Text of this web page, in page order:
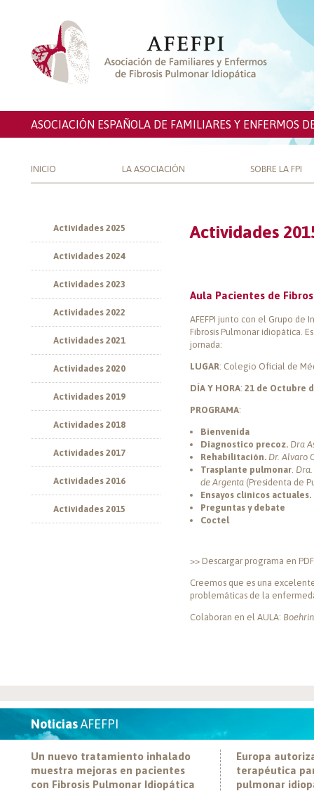
ASOCIACIÓN ESPAÑOLA DE FAMILIARES Y ENFERMOS
INICIO LA ASOCIACIÓN SOBRE LA FPI
Actividades 2025
Actividades 2024
Actividades 2023
Actividades 2022
Actividades 2021
Actividades 2020
Actividades 2019
Actividades 2018
Actividades 2017
Actividades 2016
Actividades 2015
Actividades
Aula Pacientes de
AFEFPI junto con el Grupo de
Fibrosis Pulmonar idiopática.
jornada:
LUGAR: Colegio Oficial de
DÍA Y HORA: 21 de Octubre
PROGRAMA:
Bienvenida
Diagnostico precoz. Dra
Rehabilitación. Dr. Alvaro
Trasplante pulmonar
de Argenta
Ensayos clínicos actuales.
Preguntas y debate
Coctel
>> Descargar programa en
Creemos que es una
problemáticas de la
Colaboran en el AULA:
NoticiasAFEFPI
Un nuevo tratamiento inhalado
muestra mejoras en pacientes
con Fibrosis Pulmonar Idiopática
Europa
terapéutica
pulmonar